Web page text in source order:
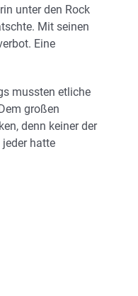
unter den Rock
Mit seinen
Eine
mussten etliche
großen
denn keiner der
hatte